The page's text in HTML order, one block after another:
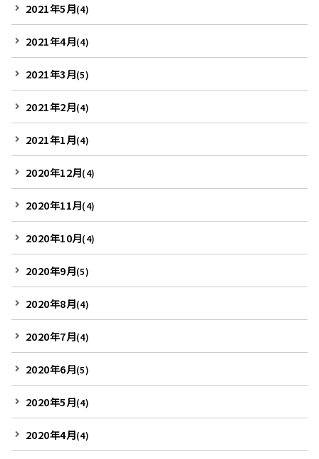
2021年5月(4)
2021年4月(4)
2021年3月(5)
2021年2月(4)
2021年1月(4)
2020年12月(4)
2020年11月(4)
2020年10月(4)
2020年9月(5)
2020年8月(4)
2020年7月(4)
2020年6月(5)
2020年5月(4)
2020年4月(4)